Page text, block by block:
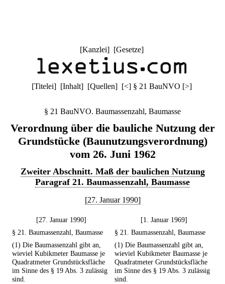
[Kanzlei] [Gesetze]
[Titelei] [Inhalt] [Quellen] [<] § 21 BauNVO [>]
§ 21 BauNVO. Baumassenzahl, Baumasse
Verordnung über die bauliche Nutzung der
Grundstücke (Baunutzungsverordnung)
vom 26. Juni 1962
Zweiter Abschnitt. Maß der baulichen Nutzung
Paragraf 21. Baumassenzahl, Baumasse
[27. Januar 1990]
[27. Januar 1990]
[1. Januar 1969]
§ 21. Baumassenzahl, Baumasse
§ 21. Baumassenzahl, Baumasse
(1) Die Baumassenzahl gibt an,
wieviel Kubikmeter Baumasse je
Quadratmeter Grundstücksfläche
im Sinne des § 19 Abs. 3 zulässig
sind.
(1) Die Baumassenzahl gibt an,
wieviel Kubikmeter Baumasse je
Quadratmeter Grundstücksfläche
im Sinne des § 19 Abs. 3 zulässig
sind.